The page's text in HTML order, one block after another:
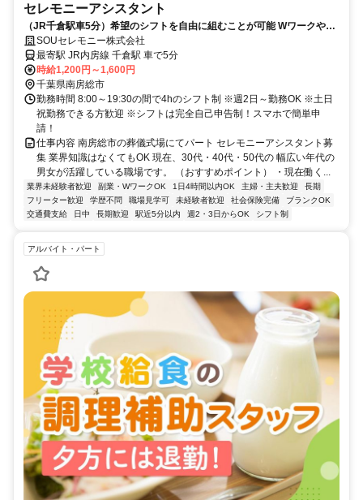
セレモニーアシスタント
（JR千倉駅車5分）希望のシフトを自由に組むことが可能 Wワークや家
庭と仕事を両立したい方必見！
SOUセレモニー株式会社
最寄駅 JR内房線 千倉駅 車で5分
時給1,200円～1,600円
千葉県南房総市
勤務時間 8:00～19:30の間で4hのシフト制 ※週2日～勤務OK ※土日
祝勤務できる方歓迎 ※シフトは完全自己申告制！スマホで簡単申
請！
仕事内容 南房総市の葬儀式場にてパート セレモニーアシスタント募
集 業界知識はなくてもOK 現在、30代・40代・50代の 幅広い年代の
男女が活躍している職場です。 （おすすめポイント） ・現在働く...
業界未経験者歓迎 副業・WワークOK 1日4時間以内OK 主婦・主夫歓迎
長期
フリーター歓迎
学歴不問 職場見学可 未経験者歓迎 社会保険完備
ブランクOK
交通費支給
日中 長期歓迎 駅近5分以内 週2・3日からOK シフト制
アルバイト・パート